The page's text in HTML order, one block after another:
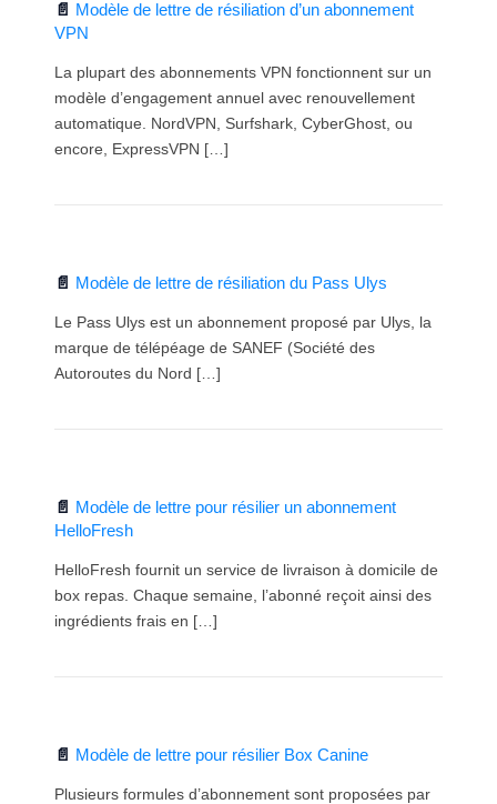
Modèle de lettre de résiliation d’un abonnement
VPN
La plupart des abonnements VPN fonctionnent sur un
modèle d’engagement annuel avec renouvellement
automatique. NordVPN, Surfshark, CyberGhost, ou
encore, ExpressVPN […]
Modèle de lettre de résiliation du Pass Ulys
Le Pass Ulys est un abonnement proposé par Ulys, la
marque de télépéage de SANEF (Société des
Autoroutes du Nord […]
Modèle de lettre pour résilier un abonnement
HelloFresh
HelloFresh fournit un service de livraison à domicile de
box repas. Chaque semaine, l’abonné reçoit ainsi des
ingrédients frais en […]
Modèle de lettre pour résilier Box Canine
Plusieurs formules d’abonnement sont proposées par